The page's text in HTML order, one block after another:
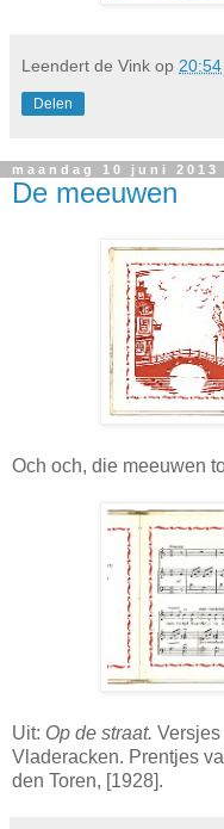
Leendert de Vink op 20:54
Delen
maandag 10 juni 2013
De meeuwen
Och och, die meeuwen
Uit: Op de straat.
Vladeracken. Prentjes
den Toren, [1928].